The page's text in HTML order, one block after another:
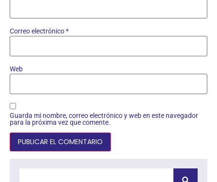
Correo electrónico*
Web
Guarda mi nombre, correo electrónico y web en este navegador
para la próxima vez que comente.